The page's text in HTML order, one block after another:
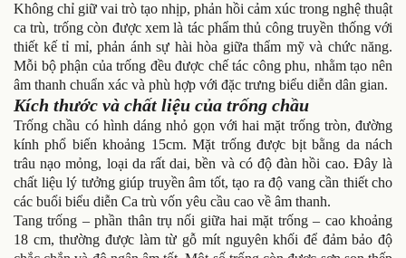
Không chỉ giữ vai trò tạo nhịp, phản hồi cảm xúc trong nghệ thuật
ca trù, trống còn được xem là tác phẩm thủ công truyền thống với
thiết kế tỉ mỉ, phản ánh sự hài hòa giữa thẩm mỹ và chức năng.
Mỗi bộ phận của trống đều được chế tác công phu, nhằm tạo nên
âm thanh chuẩn xác và phù hợp với đặc trưng biểu diễn dân gian.
Kích thước và chất liệu của trống chầu
Trống chầu có hình dáng nhỏ gọn với hai mặt trống tròn, đường
kính phổ biến khoảng 15cm. Mặt trống được bịt bằng da nách
trâu nạo mỏng, loại da rất dai, bền và có độ đàn hồi cao. Đây là
chất liệu lý tưởng giúp truyền âm tốt, tạo ra độ vang cần thiết cho
các buổi biểu diễn Ca trù vốn yêu cầu cao về âm thanh.
Tang trống – phần thân trụ nối giữa hai mặt trống – cao khoảng
18 cm, thường được làm từ gỗ mít nguyên khối để đảm bảo độ